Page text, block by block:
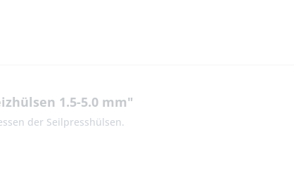
1.5-5.0 mm"
der Seilpresshülsen.